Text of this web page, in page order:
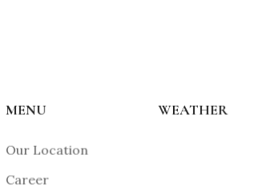
MENU
Our Location
Career
WEATHER